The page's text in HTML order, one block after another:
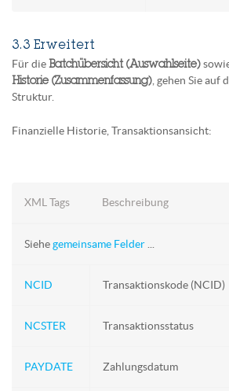
3.3 Erweitert
Für die Batchübersicht (Auswahlseite)
Historie (Zusammenfassung) , gehen Sie auf
Struktur.
Finanzielle Historie, Transaktionsansicht:
XML Tags Beschreibung
Siehegemeinsame Felder
NCID Transaktionskode (NCID)
NCSTER Transaktionsstatus
PAYDATE Zahlungsdatum